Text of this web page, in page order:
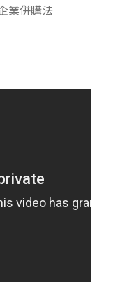
研究專長：公司法、證券交易法、企業併購法